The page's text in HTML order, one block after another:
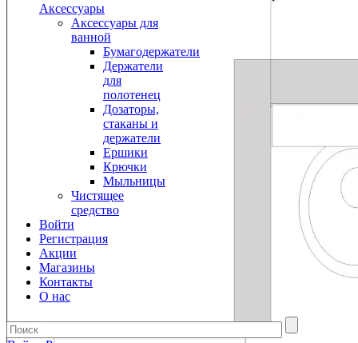
Аксессуары
Аксессуары для
ванной
Бумагодержатели
Держатели
для
полотенец
Дозаторы,
стаканы и
держатели
Ершики
Крючки
Мыльницы
Чистящее
средство
Войти
Регистрация
Акции
Магазины
Контакты
О нас